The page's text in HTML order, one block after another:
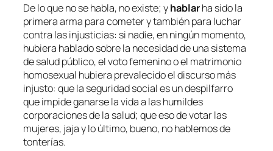
De lo que no se habla, no existe; yhablarha sido la
primera arma para cometer y también para luchar
contra las injusticias: si nadie, en ningún momento,
hubiera hablado sobre la necesidad de una sistema
de salud público, el voto femenino o el matrimonio
homosexual hubiera prevalecido el discurso más
injusto: que la seguridad social es un despilfarro
que impide ganarse la vida a las humildes
corporaciones de la salud; que eso de votar las
mujeres, jaja y lo último, bueno, no hablemos de
tonterías.